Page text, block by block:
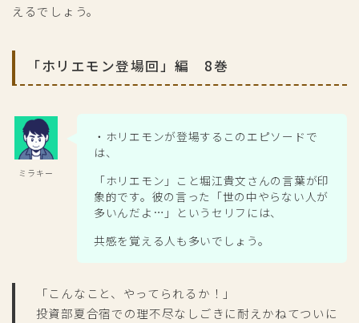
えるでしょう。
「ホリエモン登場回」編 8巻
ミラキー
・ホリエモンが登場するこのエピソードで
は、
「ホリエモン」こと堀江貴文さんの言葉が印
象的です。彼の言った「世の中やらない人が
多いんだよ…」というセリフには、
共感を覚える人も多いでしょう。
「こんなこと、やってられるか！」
投資部夏合宿での理不尽なしごきに耐えかねてついに